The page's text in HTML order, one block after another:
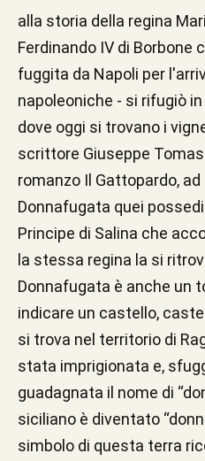
alla storia della regina
Ferdinando IV di Borbone
fuggita da Napoli per
napoleoniche - si rifugiò
dove oggi si trovano i
scrittore Giuseppe
romanzo Il Gattopardo,
Donnafugata quei
Principe di Salina che
la stessa regina la si
Donnafugata è anche un
indicare un castello,
si trova nel territorio di
stata imprigionata e,
guadagnata il nome di
siciliano è diventato
simbolo di questa terra